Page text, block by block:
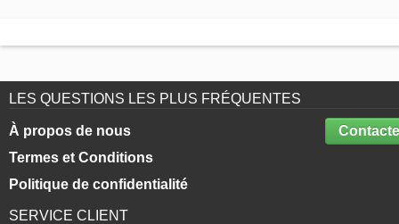
LES QUESTIONS LES PLUS FRÉQUENTES
À propos de nous
Termes et Conditions
Politique de confidentialité
SERVICE CLIENT